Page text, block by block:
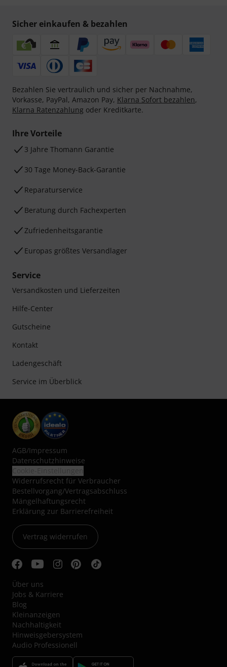
Sicher einkaufen & bezahlen
Bezahlen Sie vertraulich und sicher per Nachnahme,
Vorkasse, PayPal, Amazon Pay, Klarna Sofort bezahlen,
Klarna Ratenzahlung oder Kreditkarte.
Ihre Vorteile
3 Jahre Thomann Garantie
30 Tage Money-Back-Garantie
Reparaturservice
Beratung durch Fachexperten
Zufriedenheitsgarantie
Europas größtes Versandlager
Service
Versandkosten und Lieferzeiten
Hilfe-Center
Gutscheine
Kontakt
Ladengeschäft
Service im Überblick
AGB/Impressum
Datenschutzhinweise
Widerrufsrecht für Verbraucher
Bestellvorgang/Vertragsabschluss
Mängelhaftungsrecht
Erklärung zur Barrierefreiheit
Vertrag widerrufen
Über uns
Jobs & Karriere
Blog
Kleinanzeigen
Nachhaltigkeit
Hinweisgebersystem
Audio Professionell